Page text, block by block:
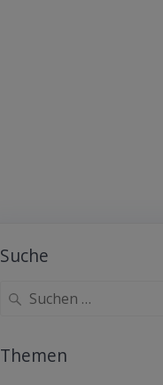
Suche
Suche
nach:
Themen